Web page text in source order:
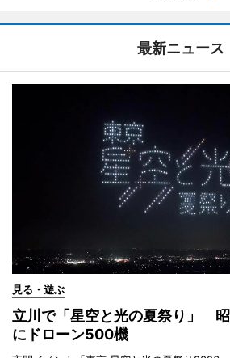
最新ニュース
見る・遊ぶ
立川で「星空と光の夏祭り」
にドローン500機